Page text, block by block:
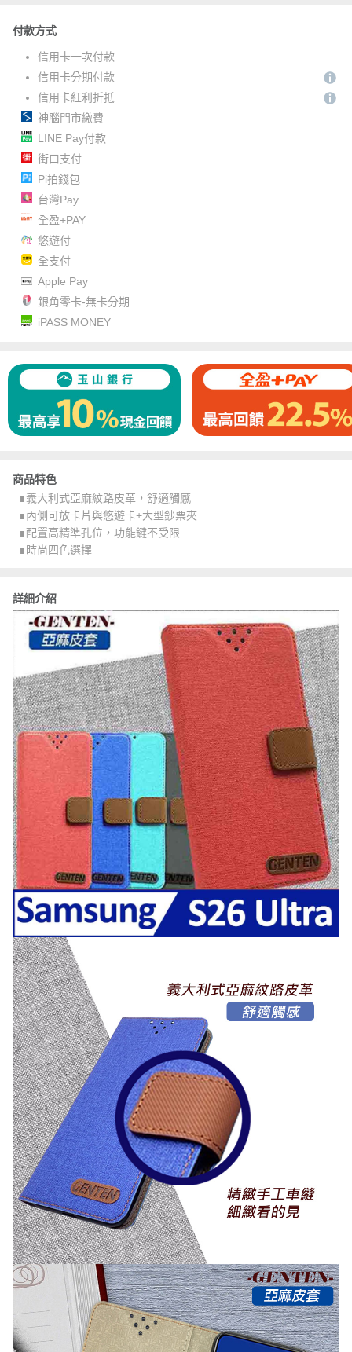
付款方式
信用卡一次付款
信用卡分期付款
信用卡紅利折抵
神腦門市繳費
LINE Pay付款
街口支付
Pi拍錢包
台灣Pay
全盈+PAY
悠遊付
全支付
Apple Pay
銀角零卡-無卡分期
iPASS MONEY
商品特色
∎義大利式亞麻紋路皮革，舒適觸感
∎內側可放卡片與悠遊卡+大型鈔票夾
∎配置高精準孔位，功能鍵不受限
∎時尚四色選擇
詳細介紹